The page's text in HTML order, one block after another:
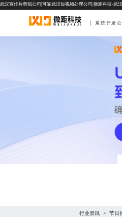
武汉宣传片剪辑公司|可靠武汉短视频处理公司|微距科技-武
系统开发公
行业资讯 > 节日